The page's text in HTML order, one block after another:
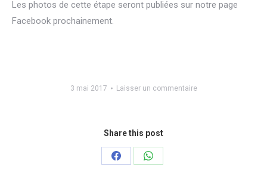
Les photos de cette étape seront publiées sur notre page
Facebook prochainement.
3 mai 2017 Laisser un commentaire
Share this post
PartagerPartager